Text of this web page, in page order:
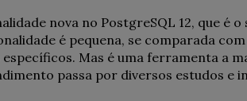
nova no PostgreSQL 12, que é o
é pequena, se comparada
específicos. Mas é uma ferramenta a
passa por diversos estudos e